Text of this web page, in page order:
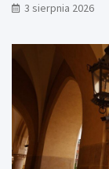
3 sierpnia 2026